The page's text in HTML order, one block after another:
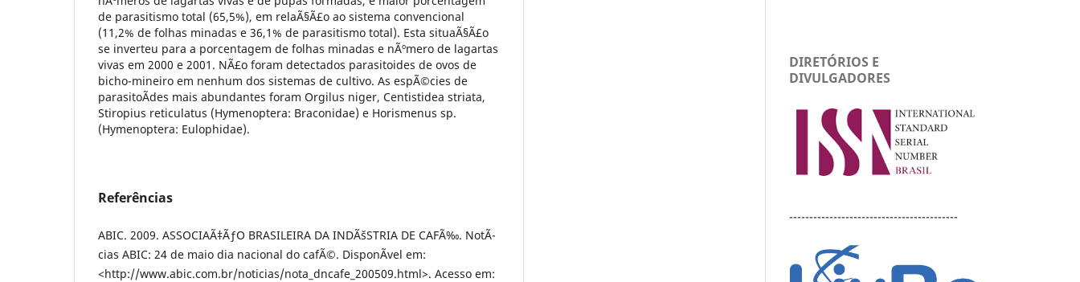
de parasitismo total (65,5%), em relaÃ§Ã£o ao sistema convencional
(11,2% de folhas minadas e 36,1% de parasitismo total). Esta situaÃ§Ã£o
se inverteu para a porcentagem de folhas minadas e nÃºmero de lagartas
vivas em 2000 e 2001. NÃ£o foram detectados parasitoides de ovos de
bicho-mineiro em nenhum dos sistemas de cultivo. As espÃ©cies de
parasitoÃ­des mais abundantes foram Orgilus niger, Centistidea striata,
Stiropius reticulatus (Hymenoptera: Braconidae) e Horismenus sp.
(Hymenoptera: Eulophidae).
Referências
ABIC. 2009. ASSOCIAÃ‡ÃƒO BRASILEIRA DA INDÃšSTRIA DE CAFÃ‰. NotÃ­
cias ABIC: 24 de maio dia nacional do cafÃ©. DisponÃ­vel em:
<http://www.abic.com.br/noticias/nota_dncafe_200509.html>. Acesso em:
DIRETÓRIOS E
DIVULGADORES
------------------------------------------